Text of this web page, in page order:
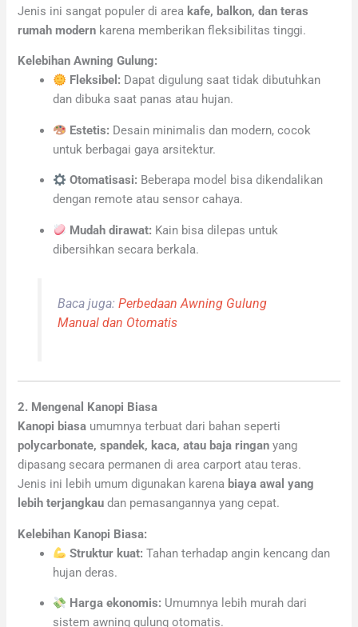
Jenis ini sangat populer di area kafe, balkon, dan teras
rumah modern karena memberikan fleksibilitas tinggi.
Kelebihan Awning Gulung:
Fleksibel: Dapat digulung saat tidak dibutuhkan
dan dibuka saat panas atau hujan.
Estetis: Desain minimalis dan modern, cocok
untuk berbagai gaya arsitektur.
Otomatisasi: Beberapa model bisa dikendalikan
dengan remote atau sensor cahaya.
Mudah dirawat: Kain bisa dilepas untuk
dibersihkan secara berkala.
Baca juga: Perbedaan Awning Gulung
Manual dan Otomatis
2. Mengenal Kanopi Biasa
Kanopi biasa umumnya terbuat dari bahan seperti
polycarbonate, spandek, kaca, atau baja ringan yang
dipasang secara permanen di area carport atau teras.
Jenis ini lebih umum digunakan karena biaya awal yang
lebih terjangkau dan pemasangannya yang cepat.
Kelebihan Kanopi Biasa:
Struktur kuat: Tahan terhadap angin kencang dan
hujan deras.
Harga ekonomis: Umumnya lebih murah dari
sistem awning gulung otomatis.